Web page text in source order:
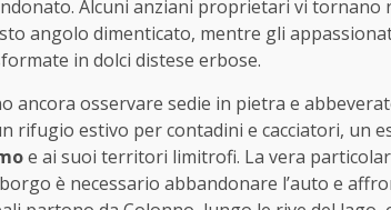
Alcuni anziani proprietari vi tornano
angolo dimenticato, mentre gli
in dolci distese erbose.
ancora osservare sedie in pietra e
rifugio estivo per contadini e cacciatori, un
e ai suoi territori limitrofi. La vera
è necessario abbandonare l’auto e